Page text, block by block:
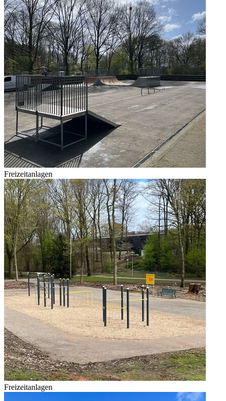
Freizeitanlagen
Freizeitanlagen